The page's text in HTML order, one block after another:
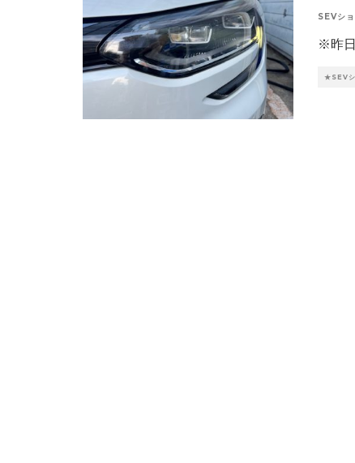
SEVシ
※昨
★SEVシ